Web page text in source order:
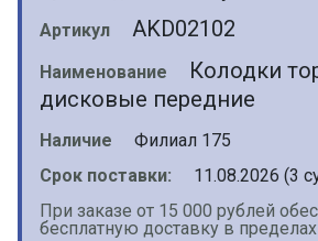
Артикул AKD02102
Наименование
Колодки
дисковые передние
Наличие
Филиал 175
Срок поставки:
11.08.2026 (3
При заказе от 15 000 рублей
бесплатную доставку в